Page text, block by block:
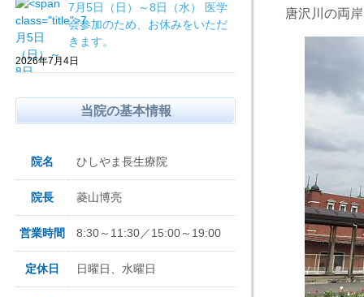
唐沢川の両
7月5日（日）～8日（水） 医学
会参加のため、お休みをいただ
きます。
2026年7月4日
当院の基本情報
院名 ひしやま長生療院
院長 菱山博亮
営業時間 8:30～11:30／15:00～19:00
定休日 日曜日、水曜日